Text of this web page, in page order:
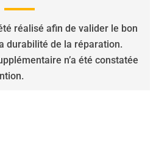
réalisé afin de valider le bon
durabilité de la réparation.
n’a été constatée